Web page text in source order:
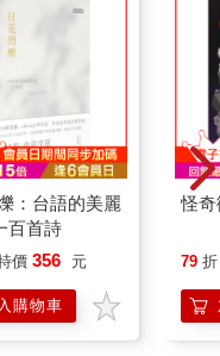
：台語的美麗
百首詩
價 356 元
購物車
怪
79 折